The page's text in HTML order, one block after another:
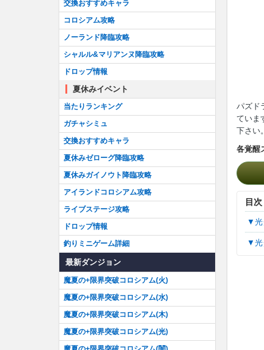
パズド
ていま
下さい。
各覚醒
目次
▼
▼
交換おすすめキャラ
コロシアム攻略
ノーランド降臨攻略
シャルル&マリアンヌ降臨攻略
ドロップ情報
夏休みイベント
当たりランキング
ガチャシミュ
交換おすすめキャラ
夏休みゼローグ降臨攻略
夏休みガイノウト降臨攻略
アイランドコロシアム攻略
ライブステージ攻略
ドロップ情報
釣りミニゲーム詳細
最新ダンジョン
魔夏の+限界突破コロシアム(火)
魔夏の+限界突破コロシアム(水)
魔夏の+限界突破コロシアム(木)
魔夏の+限界突破コロシアム(光)